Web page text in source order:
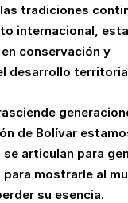
tradiciones
internacional, esta
conservación y
desarrollo
de Bolívar
articulan para
mostrarle al
su esencia.